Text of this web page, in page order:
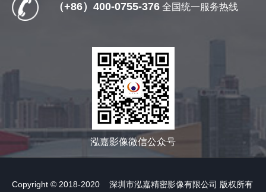
（+86）400-0755-376 全国统一服务热线
泓嘉影像微信公众号
Copyright © 2018-2020 深圳市泓嘉精密影像有限公司 版权所有